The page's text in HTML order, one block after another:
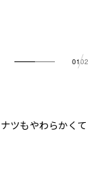
0102
ツもやわらかくて